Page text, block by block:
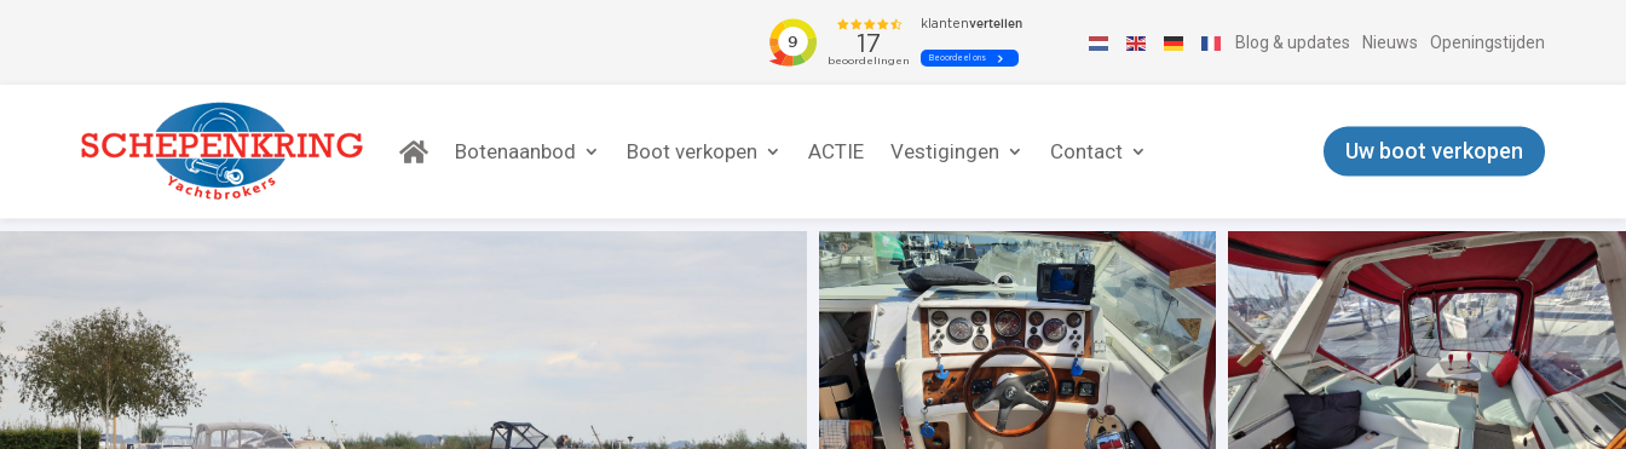
Blog & updates Nieuws Openingstijden
Botenaanbod Boot verkopen ACTIE Vestigingen Contact Uw boot verkopen